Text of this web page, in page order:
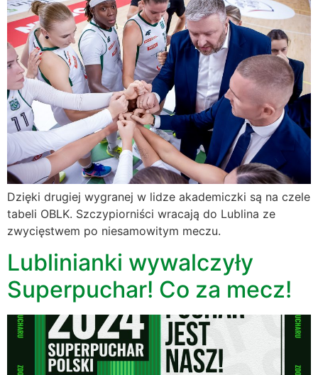
Dzięki drugiej wygranej w lidze akademiczki są na czele
tabeli OBLK. Szczypiorniści wracają do Lublina ze
zwycięstwem po niesamowitym meczu.
Lublinianki wywalczyły
Superpuchar! Co za mecz!